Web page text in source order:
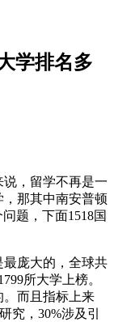
学排名多
，留学不再是一
那其中南安普顿
题，下面1518国
庞大的，全球共
所大学上榜。
。而且指标上来
究，30%涉及引